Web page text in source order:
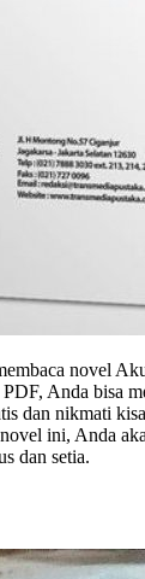
novel
Anda bisa
dan nikmati
ini, Anda
dan setia.